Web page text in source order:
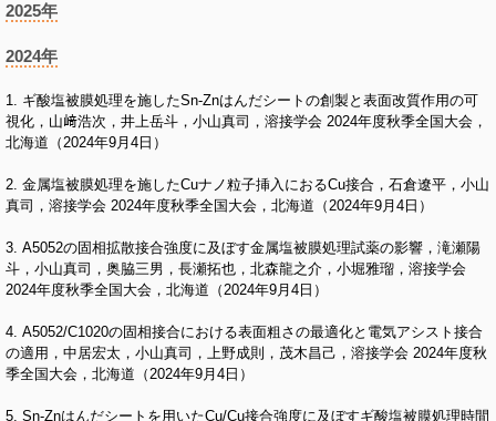
2025年
2024年
1. ギ酸塩被膜処理を施したSn-Znはんだシートの創製と表面改質作用の可
視化，山﨑浩次，井上岳斗，小山真司，溶接学会 2024年度秋季全国大会，
北海道（2024年9月4日）
2. 金属塩被膜処理を施したCuナノ粒子挿入におるCu接合，石倉遼平，小山
真司，溶接学会 2024年度秋季全国大会，北海道（2024年9月4日）
3. A5052の固相拡散接合強度に及ぼす金属塩被膜処理試薬の影響，滝瀬陽
斗，小山真司，奥脇三男，長瀬拓也，北森龍之介，小堀雅瑠，溶接学会
2024年度秋季全国大会，北海道（2024年9月4日）
4. A5052/C1020の固相接合における表面粗さの最適化と電気アシスト接合
の適用，中居宏太，小山真司，上野成則，茂木昌己，溶接学会 2024年度秋
季全国大会，北海道（2024年9月4日）
5. Sn-Znはんだシートを用いたCu/Cu接合強度に及ぼすギ酸塩被膜処理時間